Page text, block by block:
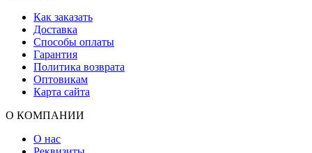
Как заказать
Доставка
Способы оплаты
Гарантия
Политика возврата
Оптовикам
Карта сайта
О КОМПАНИИ
О нас